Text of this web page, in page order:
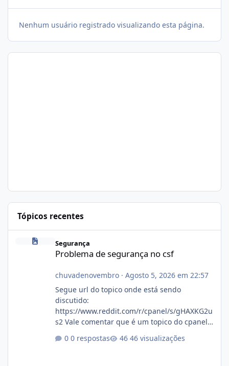
Nenhum usuário registrado visualizando esta página.
Tópicos recentes
Problema de segurança no csf
Segurança
Problema de segurança no csf
chuvadenovembro· Agosto 5, 2026 em 22:57
Segue url do topico onde está sendo
discutido:
https://www.reddit.com/r/cpanel/s/gHAXKG2u
s2 Vale comentar que é um topico do cpanel...
0 respostas 46 visualizações